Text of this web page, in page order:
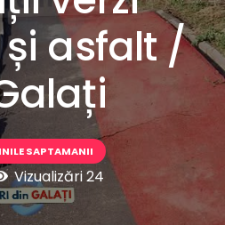
asfalt /
SAPTAMANII
Vizualizări24